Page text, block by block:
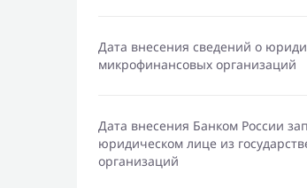
Дата внесения сведений о
микрофинансовых организаций
Дата внесения Банком России
юридическом лице из
организаций